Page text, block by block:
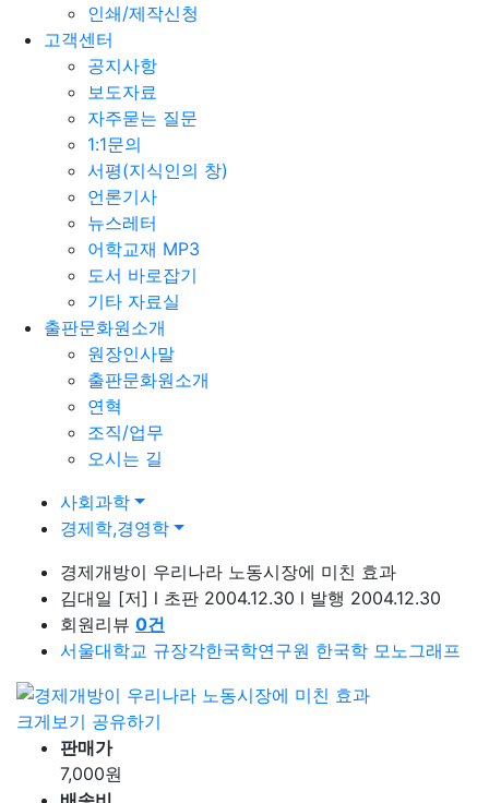
인쇄/제작신청
고객센터
공지사항
보도자료
자주묻는 질문
1:1문의
서평(지식인의 창)
언론기사
뉴스레터
어학교재 MP3
도서 바로잡기
기타 자료실
출판문화원소개
원장인사말
출판문화원소개
연혁
조직/업무
오시는 길
사회과학
경제학,경영학
경제개방이 우리나라 노동시장에 미친 효과
김대일 [저] l 초판 2004.12.30 l 발행 2004.12.30
회원리뷰 0건
서울대학교 규장각한국학연구원 한국학 모노그래프
크게보기 공유하기
판매가
7,000원